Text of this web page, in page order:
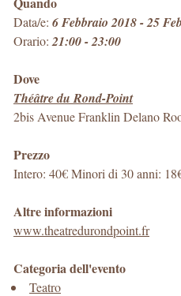
Data/e: 6 Febbraio 2018 - 25
Orario: 21:00 - 23:00
Dove
Théâtre du Rond-Point
2bis Avenue Franklin Delano
Prezzo
Intero: 40€ Minori di 30 anni:
Altre informazioni
www.theatredurondpoint.fr
Categoria dell'evento
Teatro